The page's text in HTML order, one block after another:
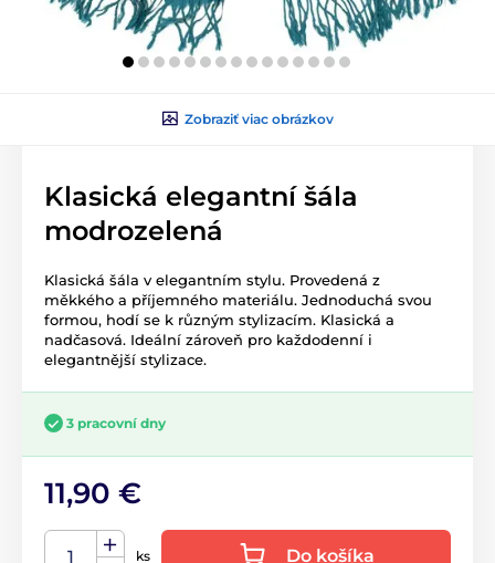
Zobraziť viac obrázkov
Klasická elegantní šála
modrozelená
Klasická šála v elegantním stylu. Provedená z
měkkého a příjemného materiálu. Jednoduchá svou
formou, hodí se k různým stylizacím. Klasická a
nadčasová. Ideální zároveň pro každodenní i
elegantnější stylizace.
3 pracovní dny
11,90 €
ks Do košíka